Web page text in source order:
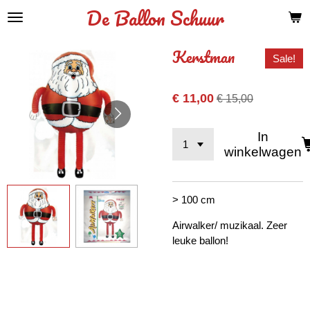
Ga
hoofdinhoud
De Ballon Schuur
Kerstman Sale!
€ 11,00 € 15,00
In
winkelwagen
> 100 cm
Airwalker/ muzikaal. Zeer
leuke ballon!